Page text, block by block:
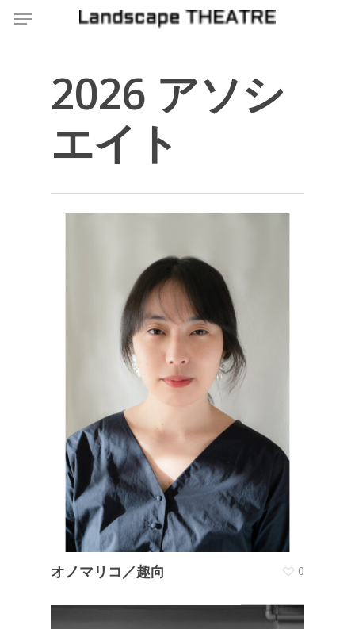
Menu
2026 アソシ
エイト
オノマリコ／趣向 0